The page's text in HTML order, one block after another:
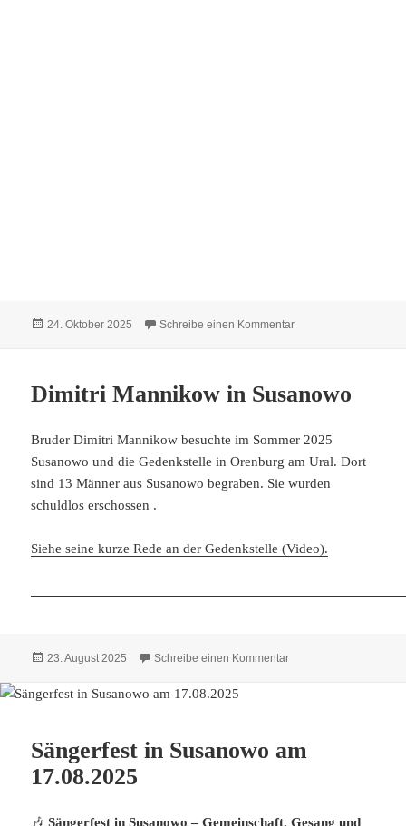
Veröffentlicht
24. Oktober 2025 Schreibe einen Kommentarzu Hildebrandt
Dimitri Mannikow in Susanowo
Bruder Dimitri Mannikow besuchte im Sommer 2025
Susanowo und die Gedenkstelle in Orenburg am Ural. Dort
sind 13 Männer aus Susanowo begraben. Sie wurden
schuldlos erschossen .
Siehe seine kurze Rede an der Gedenkstelle (Video).
Veröffentlicht
23. August 2025 Schreibe einen Kommentarzu Dimitri Mannikow in
Sängerfest in Susanowo am
17.08.2025
🎶Sängerfest in Susanowo – Gemeinschaft, Gesang und